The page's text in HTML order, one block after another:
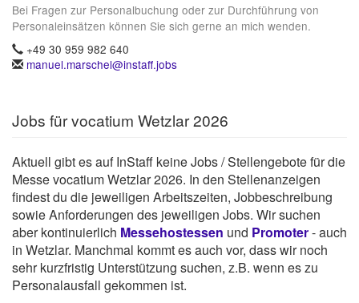
Bei Fragen zur Personalbuchung oder zur Durchführung von
Personaleinsätzen können Sie sich gerne an mich wenden.
+49 30 959 982 640
manuel.marschel@instaff.jobs
Jobs für vocatium Wetzlar 2026
Aktuell gibt es auf InStaff keine Jobs / Stellengebote für die
Messe vocatium Wetzlar 2026. In den Stellenanzeigen
findest du die jeweiligen Arbeitszeiten, Jobbeschreibung
sowie Anforderungen des jeweiligen Jobs. Wir suchen
aber kontinuierlich Messehostessen und Promoter- auch
in Wetzlar. Manchmal kommt es auch vor, dass wir noch
sehr kurzfristig Unterstützung suchen, z.B. wenn es zu
Personalausfall gekommen ist.